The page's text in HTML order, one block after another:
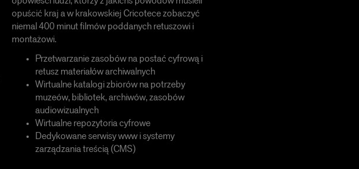
opuścić kraj a w krakowskiej Cricotece zobaczyć
niemal 400 minut filmów poddanych retuszowi i
montażowi.
Przetwarzanie zasobów na postać cyfrową i
retusz materiałów archiwalnych
Wirtualne katalogi zbiorów na potrzeby
muzeów, bibliotek, archiwów, zasobów
audiowizualnych
Wirtualne repozytoria cyfrowe
Dedykowane serwisy www i systemy
zarządzania treścią (CMS)